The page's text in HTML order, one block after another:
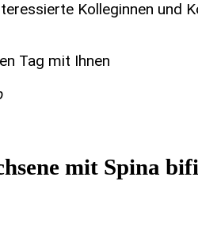
Kolleginnen und
Tag mit Ihnen
mit Spina